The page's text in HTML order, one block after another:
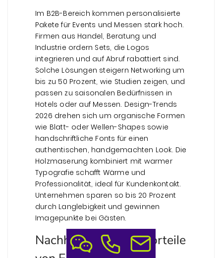
Im B2B-Bereich kommen personalisierte
Pakete für Events und Messen stark hoch.
Firmen aus Handel, Beratung und
Industrie ordern Sets, die Logos
integrieren und auf Abruf rabattiert sind.
Solche Lösungen steigern Networking um
bis zu 50 Prozent, wie Studien zeigen, und
passen zu saisonalen Bedürfnissen in
Hotels oder auf Messen. Design-Trends
2026 drehen sich um organische Formen
wie Blatt- oder Wellen-Shapes sowie
handschriftliche Fonts für einen
authentischen, handgemachten Look. Die
Holzmaserung kombiniert mit warmer
Typografie schafft Wärme und
Professionalität, ideal für Kundenkontakt.
Unternehmen sparen so bis 20 Prozent
durch Langlebigkeit und gewinnen
Imagepunkte bei Gästen.
Nachhaltigkeit pur: Vorteile